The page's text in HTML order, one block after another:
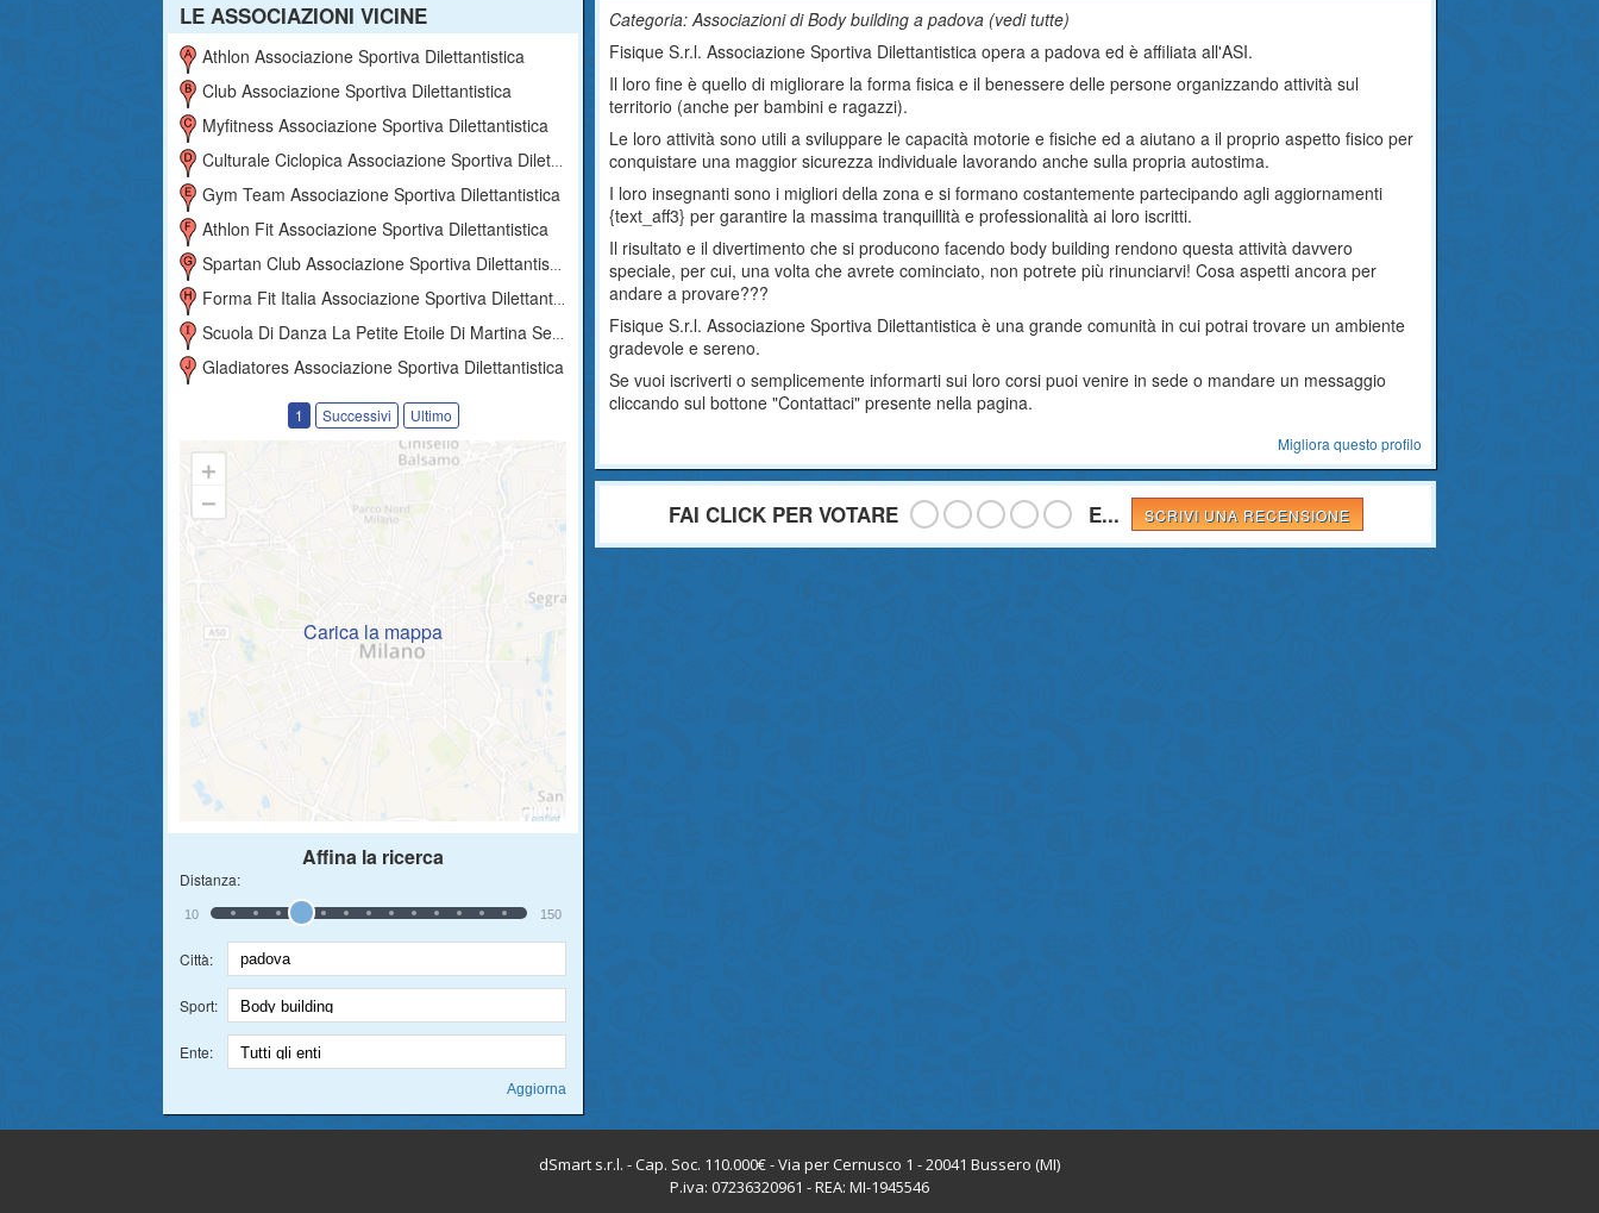
LE ASSOCIAZIONI VICINE
Athlon Associazione Sportiva Dilettantistica
Club Associazione Sportiva Dilettantistica
Myfitness Associazione Sportiva Dilettantistica
Culturale Ciclopica Associazione Sportiva Dilettantistica
Gym Team Associazione Sportiva Dilettantistica
Athlon Fit Associazione Sportiva Dilettantistica
Spartan Club Associazione Sportiva Dilettantistica
Forma Fit Italia Associazione Sportiva Dilettantistica
Scuola Di Danza La Petite Etoile Di Martina Segato Associazione Sportiva Dilettantistica
Gladiatores Associazione Sportiva Dilettantistica
1 Successivi Ultimo
Carica la mappa
Affina la ricerca
Distanza:
10 150
Città:
Sport:
Ente:
Categoria: Associazioni di Body building a padova (vedi tutte)
Fisique S.r.l. Associazione Sportiva Dilettantistica opera a padova ed è affiliata all'ASI.
Il loro fine è quello di migliorare la forma fisica e il benessere delle persone organizzando attività sul
territorio (anche per bambini e ragazzi).
Le loro attività sono utili a sviluppare le capacità motorie e fisiche ed a aiutano a il proprio aspetto fisico per
conquistare una maggior sicurezza individuale lavorando anche sulla propria autostima.
I loro insegnanti sono i migliori della zona e si formano costantemente partecipando agli aggiornamenti
{text_aff3} per garantire la massima tranquillità e professionalità ai loro iscritti.
Il risultato e il divertimento che si producono facendo body building rendono questa attività davvero
speciale, per cui, una volta che avrete cominciato, non potrete più rinunciarvi! Cosa aspetti ancora per
andare a provare???
Fisique S.r.l. Associazione Sportiva Dilettantistica è una grande comunità in cui potrai trovare un ambiente
gradevole e sereno.
Se vuoi iscriverti o semplicemente informarti sui loro corsi puoi venire in sede o mandare un messaggio
cliccando sul bottone "Contattaci" presente nella pagina.
Migliora questo profilo
FAI CLICK PER VOTARE E... SCRIVI UNA RECENSIONE
dSmart s.r.l. - Cap. Soc. 110.000€ - Via per Cernusco 1 - 20041 Bussero (MI)
P.iva: 07236320961 - REA: MI-1945546